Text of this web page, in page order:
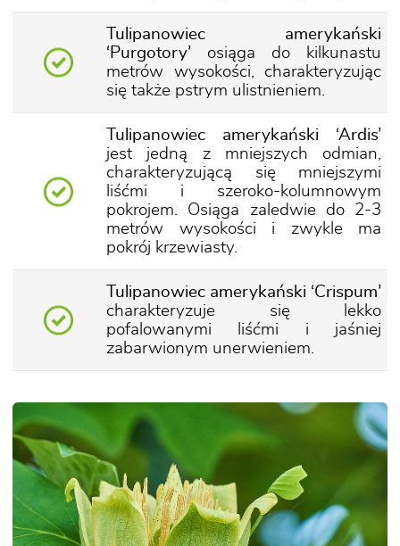
Tulipanowiec amerykański
‘Purgotory’ osiąga do kilkunastu
metrów wysokości, charakteryzując
się także pstrym ulistnieniem.
Tulipanowiec amerykański ‘Ardis’
jest jedną z mniejszych odmian,
charakteryzującą się mniejszymi
liśćmi i szeroko-kolumnowym
pokrojem. Osiąga zaledwie do 2-3
metrów wysokości i zwykle ma
pokrój krzewiasty.
Tulipanowiec amerykański ‘Crispum’
charakteryzuje się lekko
pofalowanymi liśćmi i jaśniej
zabarwionym unerwieniem.